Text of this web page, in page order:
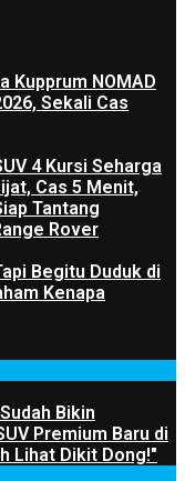
Kupprum NOMAD
Sekali Cas
4 Kursi Seharga
Cas 5 Menit,
Tantang
Rover
Begitu Duduk di
Kenapa
Bikin
Premium Baru di
Lihat Dikit Dong!"